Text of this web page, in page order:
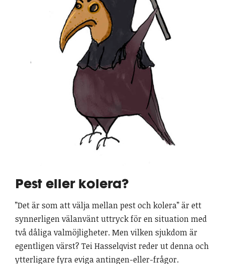
Pest eller kolera?
”Det är som att välja mellan pest och kolera” är ett
synnerligen välanvänt uttryck för en situation med
två dåliga valmöjligheter. Men vilken sjukdom är
egentligen värst? Tei Hasselqvist reder ut denna och
ytterligare fyra eviga antingen-eller-frågor.